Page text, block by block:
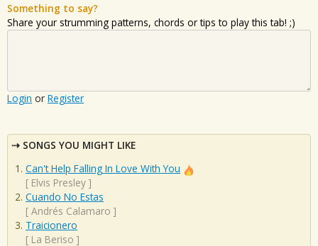
Something to say?
Share your strumming patterns, chords or tips to play this tab! ;)
Login or Register
SONGS YOU MIGHT LIKE
Can't Help Falling In Love With You
[ Elvis Presley ]
Cuando No Estas
[ Andrés Calamaro ]
Traicionero
[ La Beriso ]